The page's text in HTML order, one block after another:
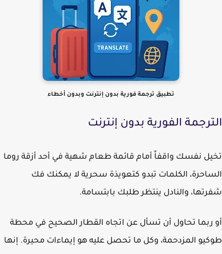
تطبيق ترجمة فورية بدون إنترنت وبدون أخطاء
الفورية بدون إنترنت
نفسك واقفاً أمام قائمة طعام شهية في أحد أزقة روما
الكلمات تبدو كتعويذة سحرية لا يمكنك فك
والنادل ينتظر طلبك بابتسامة.
ربما تحاول أن تسأل عن اتجاه القطار الصحيح في محطة
المزدحمة، وكل ما تحصل عليه هو إيماءات محيرة. إنها